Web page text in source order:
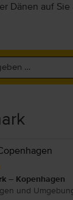
Dänen auf Sie
– Kopenhagen
und